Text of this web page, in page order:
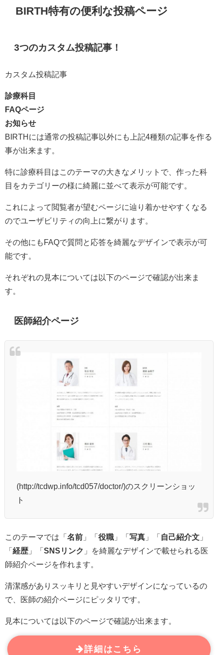
BIRTH特有の便利な投稿ページ
3つのカスタム投稿記事！
カスタム投稿記事
診療科目
FAQページ
お知らせ
BIRTHには通常の投稿記事以外にも上記4種類の記事を作る
事が出来ます。
特に診療科目はこのテーマの大きなメリットで、作った科
目をカテゴリーの様に綺麗に並べて表示が可能です。
これによって閲覧者が望むページに辿り着かせやすくなる
のでユーザビリティの向上に繋がります。
その他にもFAQで質問と応答を綺麗なデザインで表示が可
能です。
それぞれの見本については以下のページで確認が出来ま
す。
医師紹介ページ
(http://tcdwp.info/tcd057/doctor/)のスクリーンショッ
ト
このテーマでは「 名前 」「 役職 」「 写真 」「 自己紹介文 」
「 経歴 」「 SNSリンク 」を綺麗なデザインで載せられる医
師紹介ページを作れます。
清潔感がありスッキリと見やすいデザインになっているの
で、医師の紹介ページにピッタリです。
見本については以下のページで確認が出来ます。
詳細はこちら